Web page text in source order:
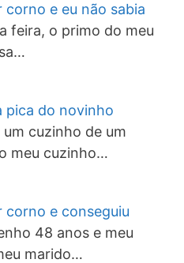
corno e eu não sabia
feira, o primo do meu
pica do novinho
cuzinho de um
meu cuzinho…
corno e conseguiu
48 anos e meu
marido…